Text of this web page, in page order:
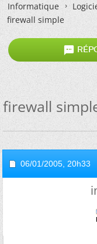
Informatique
firewall simple

firewall
06/01/2005, 20h33